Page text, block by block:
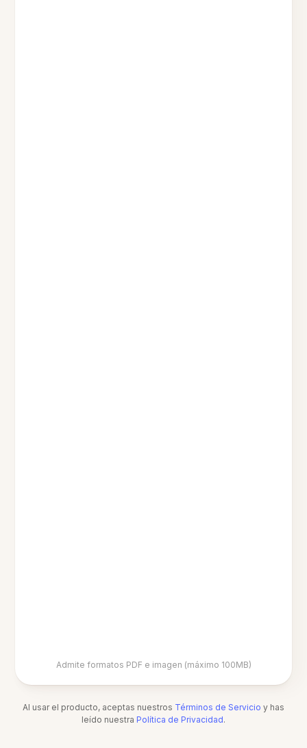
Admite formatos PDF e imagen (máximo 100MB)
Al usar el producto, aceptas nuestros Términos de Servicio y has
leído nuestra Política de Privacidad.